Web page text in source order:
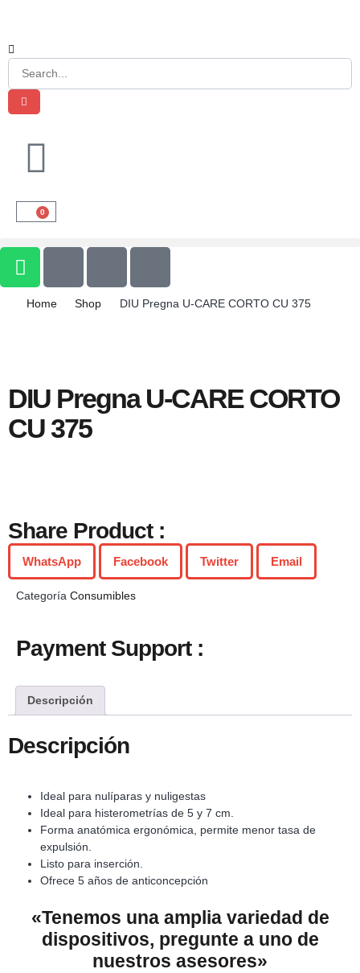
0
Home Shop DIU Pregna U-CARE CORTO CU 375
DIU Pregna U-CARE CORTO
CU 375
Share Product :
WhatsApp Facebook Twitter Email
Categoría Consumibles
Payment Support :
Descripción
Descripción
Ideal para nulíparas y nuligestas
Ideal para histerometrías de 5 y 7 cm.
Forma anatómica ergonómica, permite menor tasa de
expulsión.
Listo para inserción.
Ofrece 5 años de anticoncepción
«Tenemos una amplia variedad de
dispositivos, pregunte a uno de
nuestros asesores»